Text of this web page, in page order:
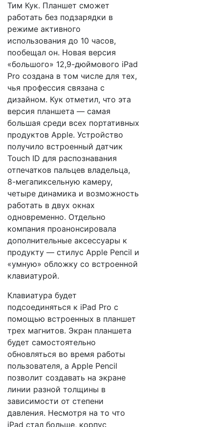
Тим Кук. Планшет сможет
работать без подзарядки в
режиме активного
использования до 10 часов,
пообещал он. Новая версия
«большого» 12,9-дюймового iPad
Pro создана в том числе для тех,
чья профессия связана с
дизайном. Кук отметил, что эта
версия планшета — самая
большая среди всех портативных
продуктов Apple. Устройство
получило встроенный датчик
Touch ID для распознавания
отпечатков пальцев владельца,
8-мегапиксельную камеру,
четыре динамика и возможность
работать в двух окнах
одновременно. Отдельно
компания проанонсировала
дополнительные аксесcуары к
продукту — стилус Apple Pencil и
«умную» обложку со встроенной
клавиатурой.
Клавиатура будет
подсоединяться к iPad Pro с
помощью встроенных в планшет
трех магнитов. Экран планшета
будет самостоятельно
обновляться во время работы
пользователя, а Apple Pencil
позволит создавать на экране
линии разной толщины в
зависимости от степени
давления. Несмотря на то что
iPad стал больше, корпус